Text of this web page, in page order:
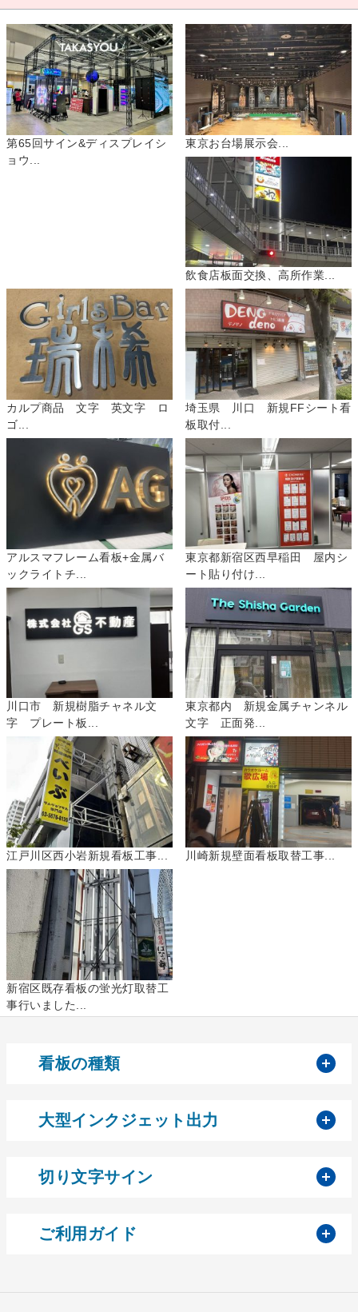
第65回サイン&ディスプレイシ
ョウ...
東京お台場展示会...
飲食店板面交換、高所作業...
カルプ商品 文字 英文字 ロ
ゴ...
埼玉県 川口 新規FFシート看
板取付...
アルスマフレーム看板+金属バ
ックライトチ...
東京都新宿区西早稲田 屋内シ
ート貼り付け...
川口市 新規樹脂チャネル文
字 プレート板...
東京都内 新規金属チャンネル
文字 正面発...
江戸川区西小岩新規看板工事... 川崎新規壁面看板取替工事...
新宿区既存看板の蛍光灯取替工
事行いました...
看板の種類
大型インクジェット出力
切り文字サイン
ご利用ガイド